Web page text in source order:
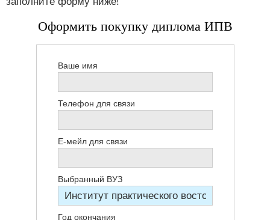
Оформить покупку диплома ИПВ
Ваше имя
Телефон для связи
Е-мейл для связи
Выбранный ВУЗ
Год окончания